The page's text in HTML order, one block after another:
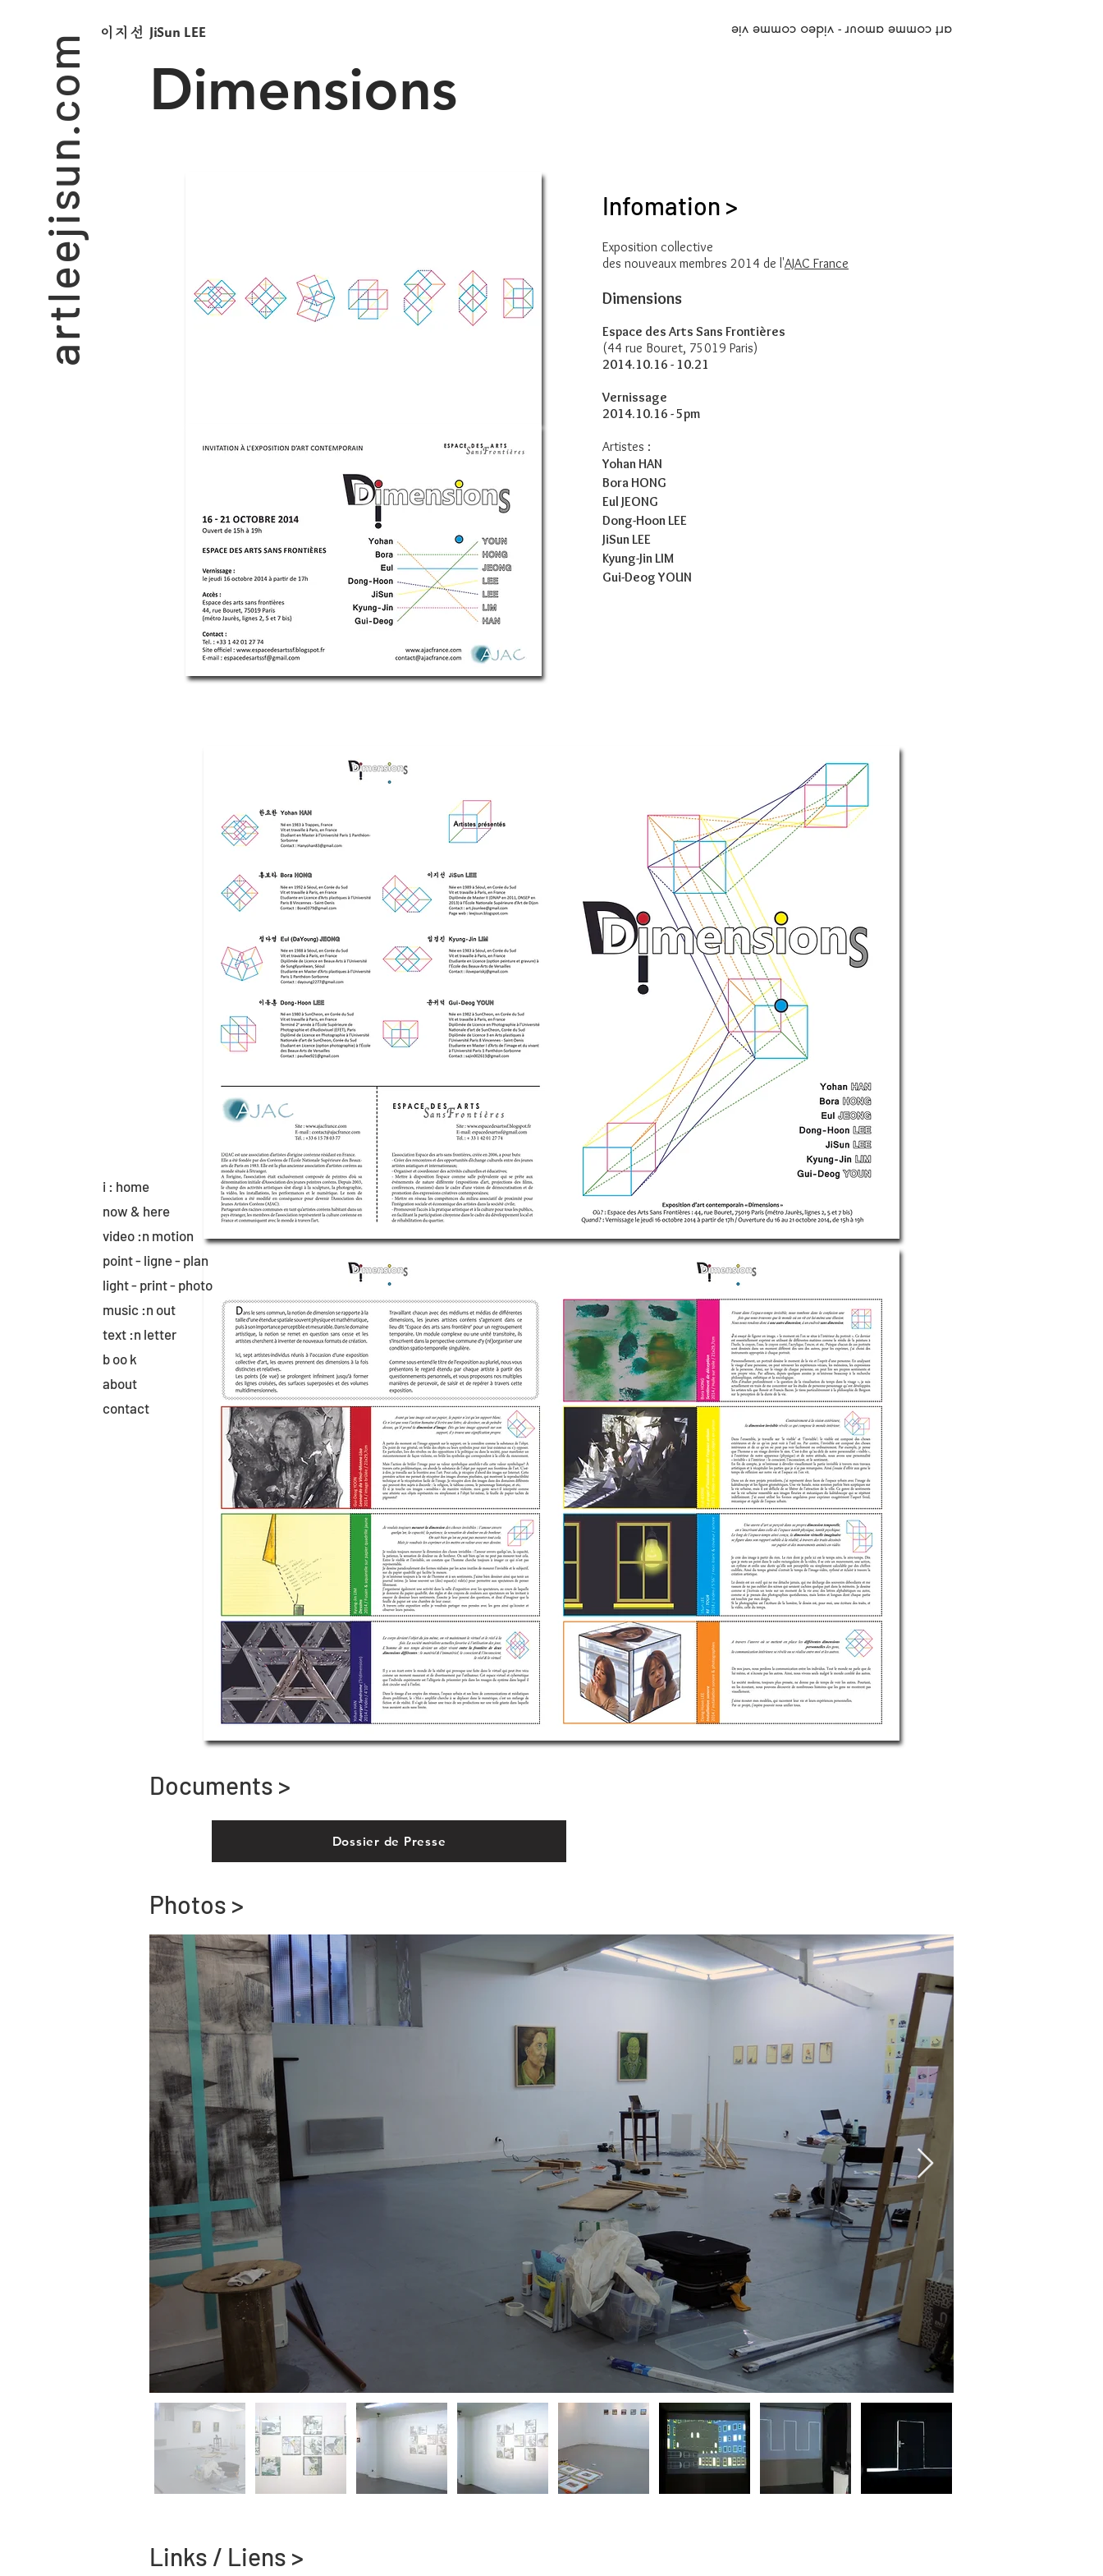
artleejisun.com ​이지선 JiSun LEE art comme amour - video comme vie
i : home
now & here
video :n motion
point - ligne - plan
light - print - photo
music :n out
text :n letter
b oo k
about
contact
Dimensions
Infomation >
Exposition collective
des nouveaux membres 2014 de l'AJAC France
Dimensions
Espace des Arts Sans Frontières
(44 rue Bouret, 75019 Paris)
2014.10.16 - 10.21
Vernissage
2014.10.16 - 5pm
Artistes :
Yohan HAN
Bora HONG
Eul JEONG
Dong-Hoon LEE
JiSun LEE
Kyung-Jin LIM
Gui-Deog YOUN
Documents >
Dossier de Presse
Photos >
Links / Liens >